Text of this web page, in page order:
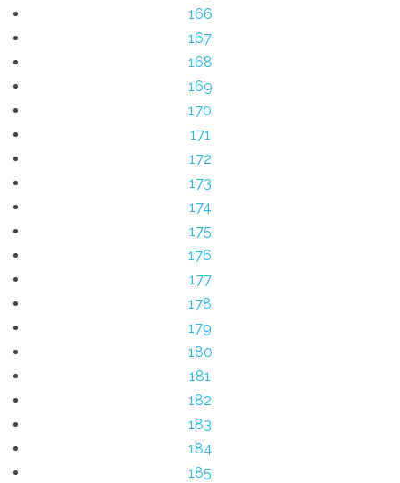
166
167
168
169
170
171
172
173
174
175
176
177
178
179
180
181
182
183
184
185